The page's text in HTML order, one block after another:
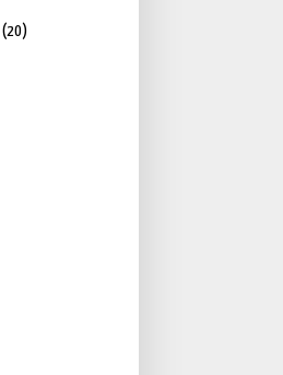
(20)